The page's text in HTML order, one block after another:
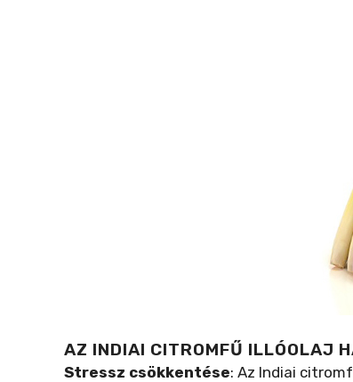
AZ INDIAI CITROMFŰ ILLÓOLAJ
Stressz csökkentése: Az Indiai